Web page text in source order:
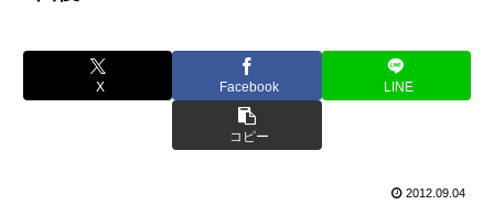
X Facebook LINE
コピー
2012.09.04